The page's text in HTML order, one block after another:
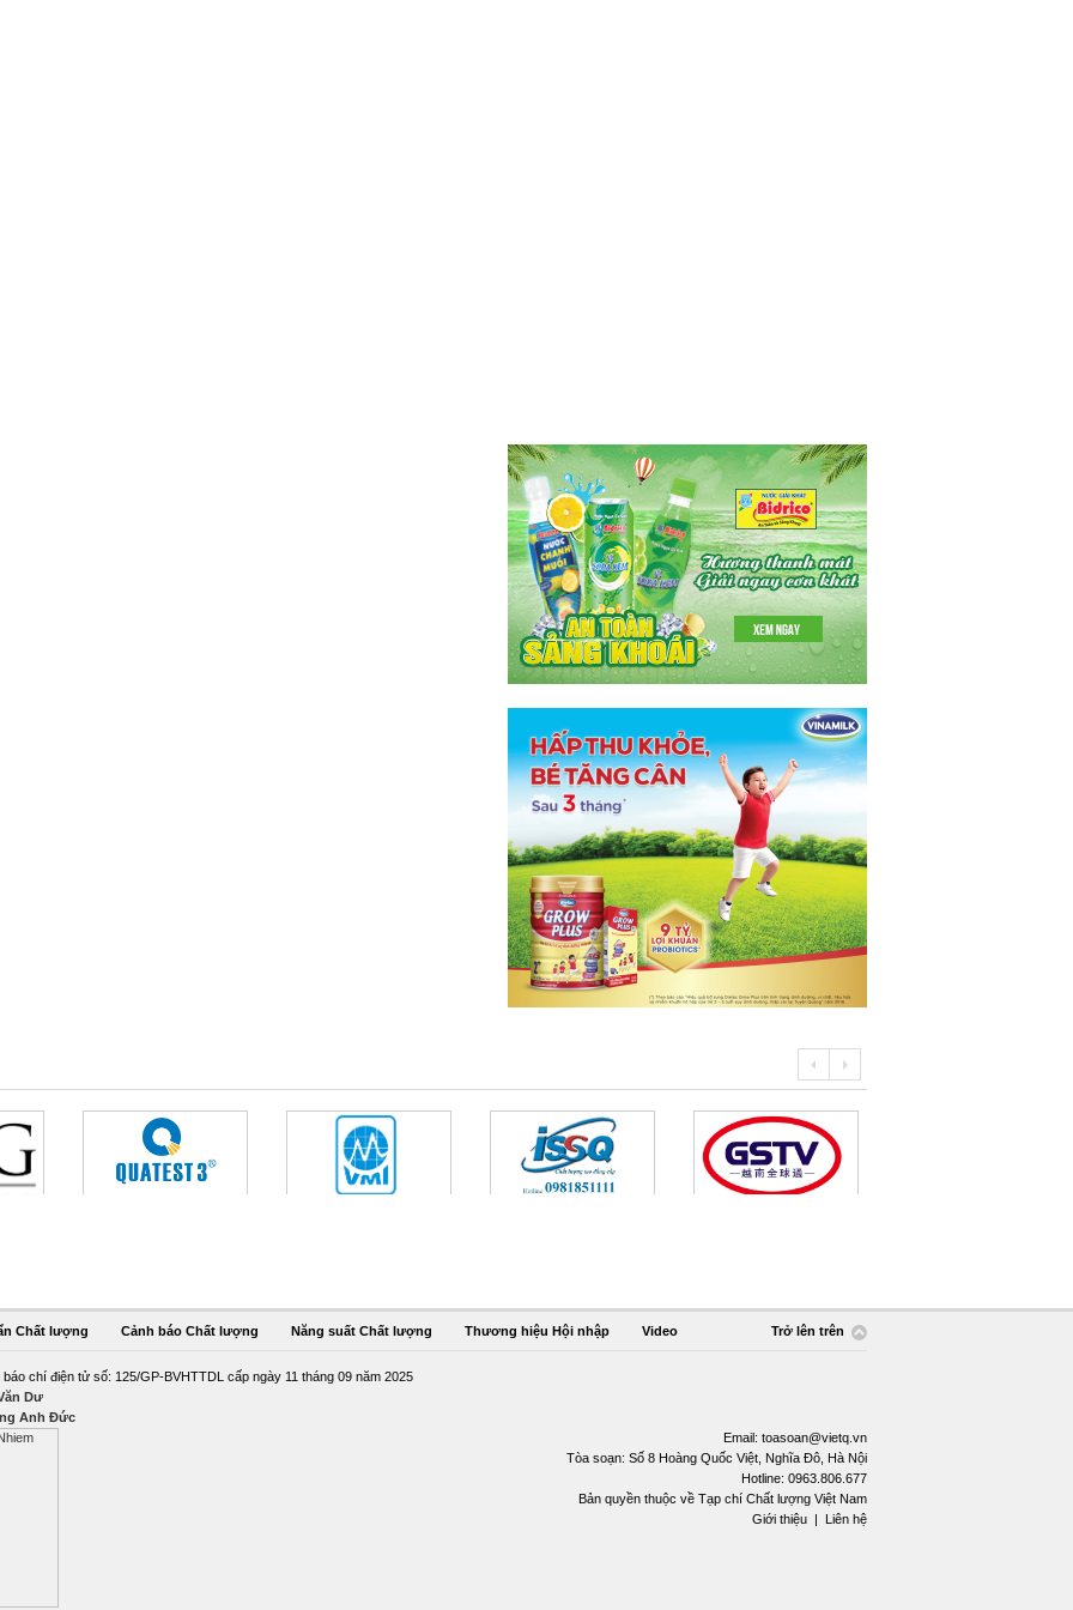
Chất lượng Cảnh báo Chất lượng Năng suất Chất lượng Thương hiệu Hội nhập Video Trở lên trên
chí điện tử số: 125/GP-BVHTTDL cấp ngày 11 tháng 09 năm 2025
Dư
Anh Đức
Email: toasoan@vietq.vn
Tòa soạn: Số 8 Hoàng Quốc Việt, Nghĩa Đô, Hà Nội
Hotline: 0963.806.677
Bản quyền thuộc về Tạp chí Chất lượng Việt Nam
Giới thiệu | Liên hệ